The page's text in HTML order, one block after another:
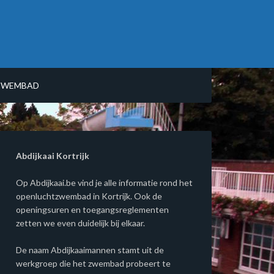
Abdijkaai Kortrijk
Op Abdijkaai.be vind je alle informatie rond het
openluchtzwembad in Kortrijk. Ook de
openingsuren en toegangsreglementen
zetten we even duidelijk bij elkaar.
De naam Abdijkaaimannen stamt uit de
werkgroep die het zwembad probeert te